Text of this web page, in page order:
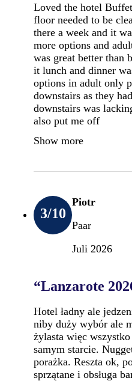
Loved the hotel
floor needed to be
there a week and it
more options and
was great better than
it lunch and dinner
options in adult only
downstairs as they
downstairs was
also put me off
Show more
3/10
Piotr
Paar
Juli 2026
“Lanzarote
Hotel ładny ale
niby duży wybór ale
żylasta więc
samym starcie.
porażka. Reszta ok,
sprzątane i obsługa